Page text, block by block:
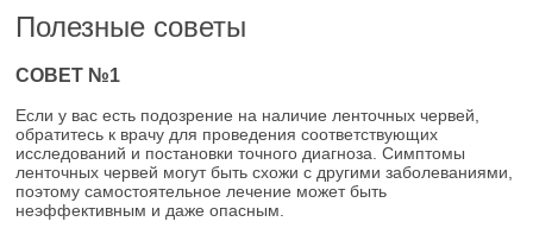
Полезные советы
СОВЕТ №1
Если у вас есть подозрение на наличие ленточных червей,
обратитесь к врачу для проведения соответствующих
исследований и постановки точного диагноза. Симптомы
ленточных червей могут быть схожи с другими заболеваниями,
поэтому самостоятельное лечение может быть
неэффективным и даже опасным.